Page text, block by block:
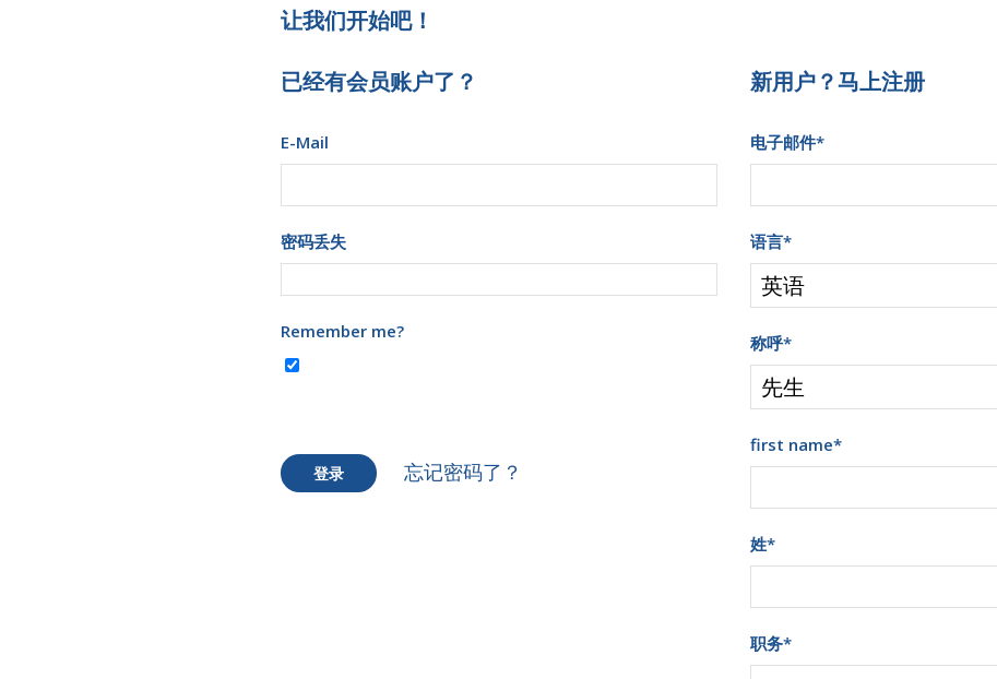
让我们开始吧！
已经有会员账户了？
E-Mail
密码丢失
Remember me?
登录 忘记密码了？
新用户？马上注册
电子邮件*
语言*
称呼*
first name*
姓*
职务*